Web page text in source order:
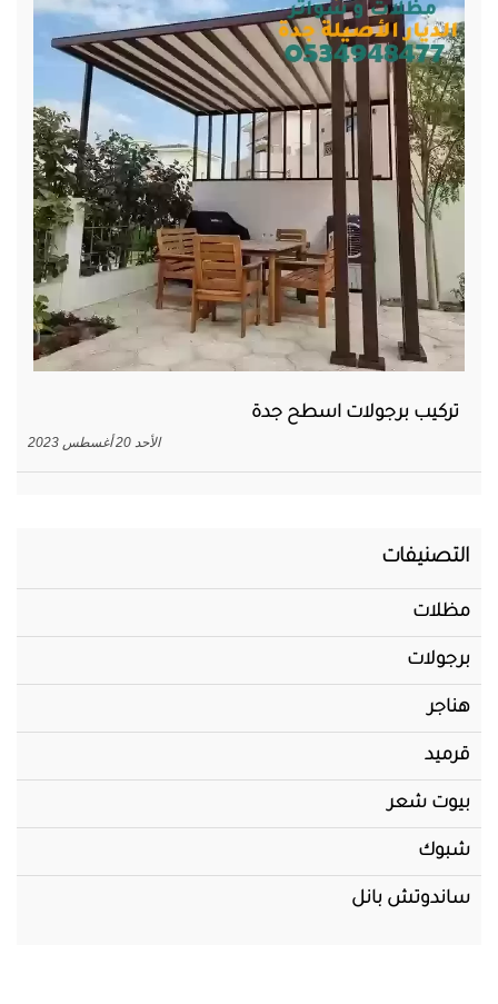
تركيب برجولات اسطح جدة
الأحد 20 أغسطس 2023
التصنيفات
مظلات
برجولات
هناجر
قرميد
بيوت شعر
شبوك
ساندوتش بانل